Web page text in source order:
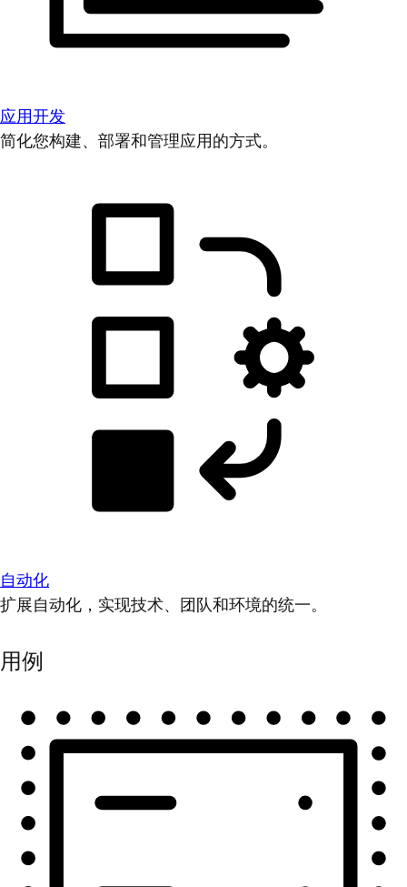
应用开发
简化您构建、部署和管理应用的方式。
自动化
扩展自动化，实现技术、团队和环境的统一。
用例